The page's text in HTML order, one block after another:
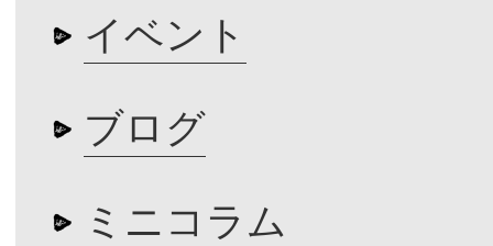
イベント
ブログ
ミニコラム